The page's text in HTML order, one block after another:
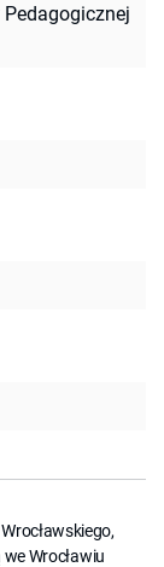
Wrocławiu